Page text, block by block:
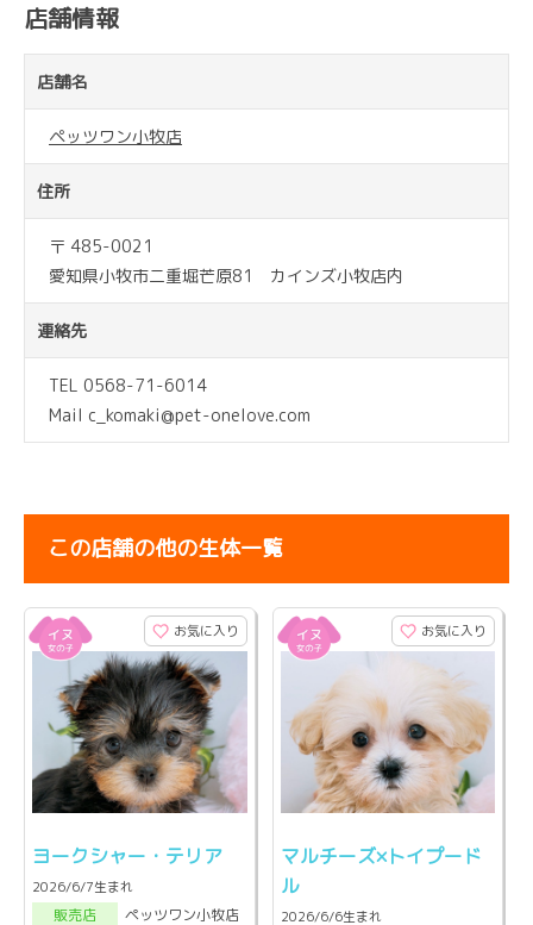
店舗情報
店舗名
ペッツワン小牧店
住所
〒 485-0021
愛知県小牧市二重堀芒原81 カインズ小牧店内
連絡先
TEL 0568-71-6014
Mail c_komaki@pet-onelove.com
この店舗の他の生体一覧
お気に入り
ヨークシャー・テリア
2026/6/7生まれ
販売店 ペッツワン小牧店
お気に入り
マルチーズ×トイプード
ル
2026/6/6生まれ